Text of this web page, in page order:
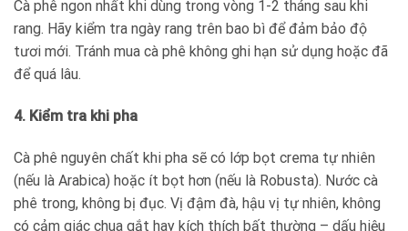
Cà phê ngon nhất khi dùng trong vòng 1-2 tháng sau khi
rang. Hãy kiểm tra ngày rang trên bao bì để đảm bảo độ
tươi mới. Tránh mua cà phê không ghi hạn sử dụng hoặc đã
để quá lâu.
4. Kiểm tra khi pha
Cà phê nguyên chất khi pha sẽ có lớp bọt crema tự nhiên
(nếu là Arabica) hoặc ít bọt hơn (nếu là Robusta). Nước cà
phê trong, không bị đục. Vị đậm đà, hậu vị tự nhiên, không
có cảm giác chua gắt hay kích thích bất thường – dấu hiệu